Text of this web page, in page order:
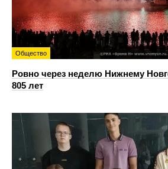
Общество
Ровно через неделю Нижнему
805 лет